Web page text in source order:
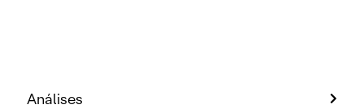
Análises